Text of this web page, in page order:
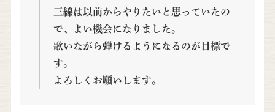
三線は以前からやりたいと思っていたの
で、よい機会になりました。
歌いながら弾けるようになるのが目標で
す。
よろしくお願いします。